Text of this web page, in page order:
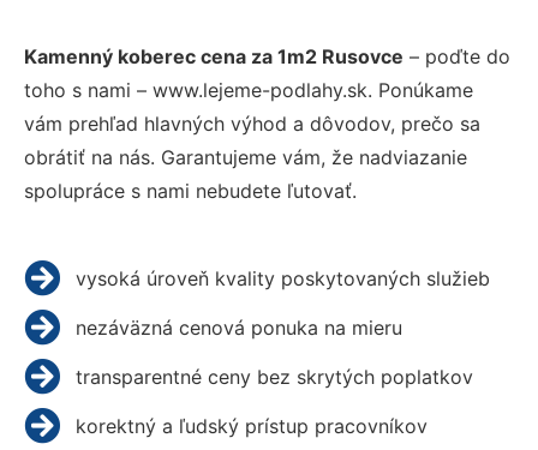
Kamenný koberec cena za 1m2 Rusovce – poďte do
toho s nami – www.lejeme-podlahy.sk. Ponúkame
vám prehľad hlavných výhod a dôvodov, prečo sa
obrátiť na nás. Garantujeme vám, že nadviazanie
spolupráce s nami nebudete ľutovať.
vysoká úroveň kvality poskytovaných služieb
nezáväzná cenová ponuka na mieru
transparentné ceny bez skrytých poplatkov
korektný a ľudský prístup pracovníkov